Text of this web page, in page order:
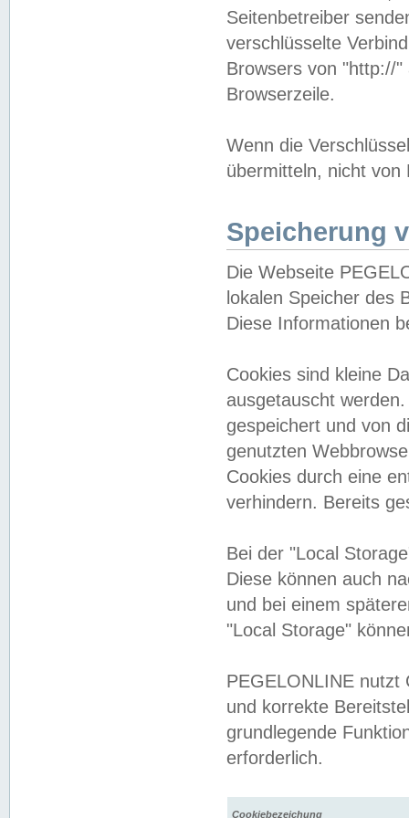
Seitenbetreiber
verschlüsselte
Browsers von "http://
Browserzeile.
Wenn die
übermitteln, nicht von
Speicherung
Die Webseite
lokalen Speicher des
Diese Informationen
Cookies sind kleine
ausgetauscht
gespeichert und von
genutzten
Cookies durch eine
verhindern. Bereits
Bei der "Local
Diese können auch
und bei einem
"Local Storage"
PEGELONLINE nutzt
und korrekte
grundlegende
erforderlich.
Cookiebezeichung